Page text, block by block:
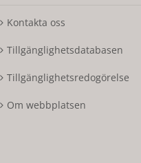
Kontakta oss
Tillgänglighetsdatabasen
Tillgänglighetsredogörelse
Om webbplatsen